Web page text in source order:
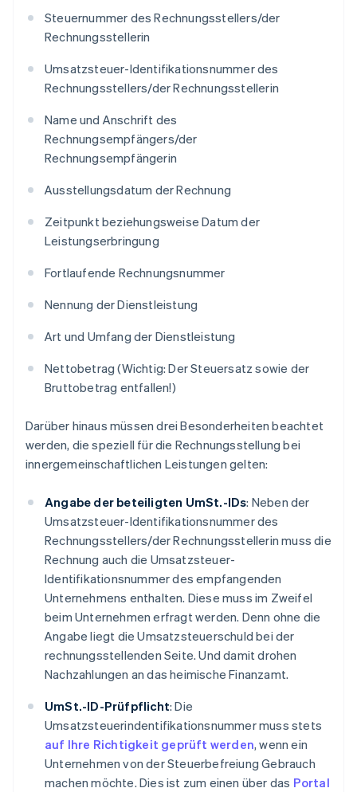
Steuernummer des Rechnungsstellers/der
Rechnungsstellerin
Umsatzsteuer-Identifikationsnummer des
Rechnungsstellers/der Rechnungsstellerin
Name und Anschrift des
Rechnungsempfängers/der
Rechnungsempfängerin
Ausstellungsdatum der Rechnung
Zeitpunkt beziehungsweise Datum der
Leistungserbringung
Fortlaufende Rechnungsnummer
Nennung der Dienstleistung
Art und Umfang der Dienstleistung
Nettobetrag (Wichtig: Der Steuersatz sowie der
Bruttobetrag entfallen!)
Darüber hinaus müssen drei Besonderheiten beachtet
werden, die speziell für die Rechnungsstellung bei
innergemeinschaftlichen Leistungen gelten:
Angabe der beteiligten UmSt.-IDs: Neben der
Umsatzsteuer-Identifikationsnummer des
Rechnungsstellers/der Rechnungsstellerin muss die
Rechnung auch die Umsatzsteuer-
Identifikationsnummer des empfangenden
Unternehmens enthalten. Diese muss im Zweifel
beim Unternehmen erfragt werden. Denn ohne die
Angabe liegt die Umsatzsteuerschuld bei der
rechnungsstellenden Seite. Und damit drohen
Nachzahlungen an das heimische Finanzamt.
UmSt.-ID-Prüfpflicht: Die
Umsatzsteuerindentifikationsnummer muss stets
auf Ihre Richtigkeit geprüft werden, wenn ein
Unternehmen von der Steuerbefreiung Gebrauch
machen möchte. Dies ist zum einen über das Portal